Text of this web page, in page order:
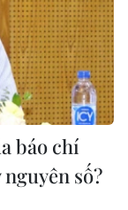
báo chí
số?